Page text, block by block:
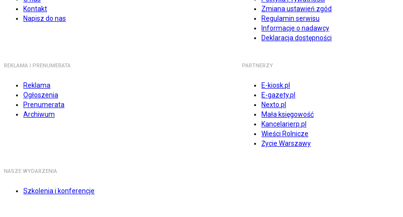
Kontakt
Napisz do nas
Zmiana ustawień zgód
Regulamin serwisu
Informacje o nadawcy
Deklaracja dostępności
REKLAMA I PRENUMERATA
Reklama
Ogłoszenia
Prenumerata
Archiwum
PARTNERZY
E-kiosk.pl
E-gazety.pl
Nexto.pl
Mała księgowość
Kancelarierp.pl
Wieści Rolnicze
Życie Warszawy
NASZE WYDARZENIA
Szkolenia i konferencje